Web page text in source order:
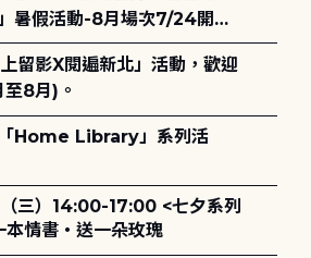
暑假活動-8月場次7/24開始
8月)。
「Home Library」系列活
（三）14:00-17:00 <七夕系列
本情書・送一朵玫瑰